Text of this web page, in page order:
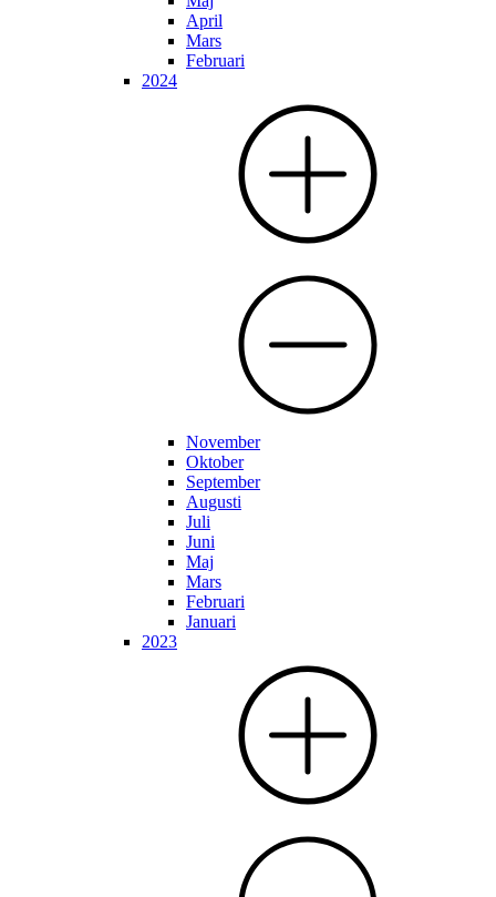
April
Mars
Februari
2024
November
Oktober
September
Augusti
Juli
Juni
Maj
Mars
Februari
Januari
2023